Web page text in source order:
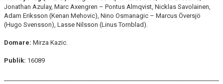
Jonathan Azulay, Marc Axengren – Pontus Almqvist, Nicklas Savolainen,
Adam Eriksson (Kenan Mehovic), Nino Osmanagic – Marcus Översjö
(Hugo Svensson), Lasse Nilsson (Linus Tornblad).
Domare: Mirza Kazic.
Publik: 16089